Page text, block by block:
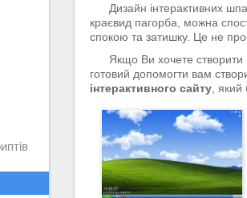
Дизайн інтерактивних
краєвид пагорба, можна
спокою та затишку. Це не
Якщо Ви хочете створити
готовий допомогти вам
інтерактивного сайту, який